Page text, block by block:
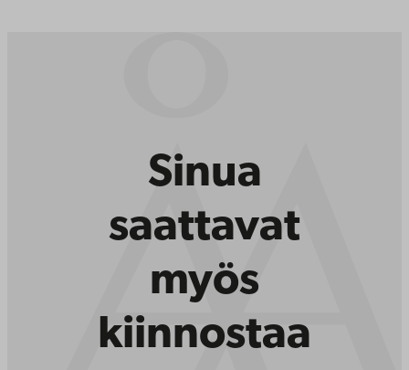
Sinua
saattavat
myös
kiinnostaa